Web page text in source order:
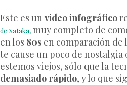
Este es un video infográfico
de Xataka, muy completo de
en los 80s en comparación de
te cause un poco de nostalgia
estemos viejos, sólo que la
demasiado rápido, y lo que